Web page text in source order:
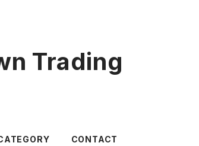
Trading
CONTACT